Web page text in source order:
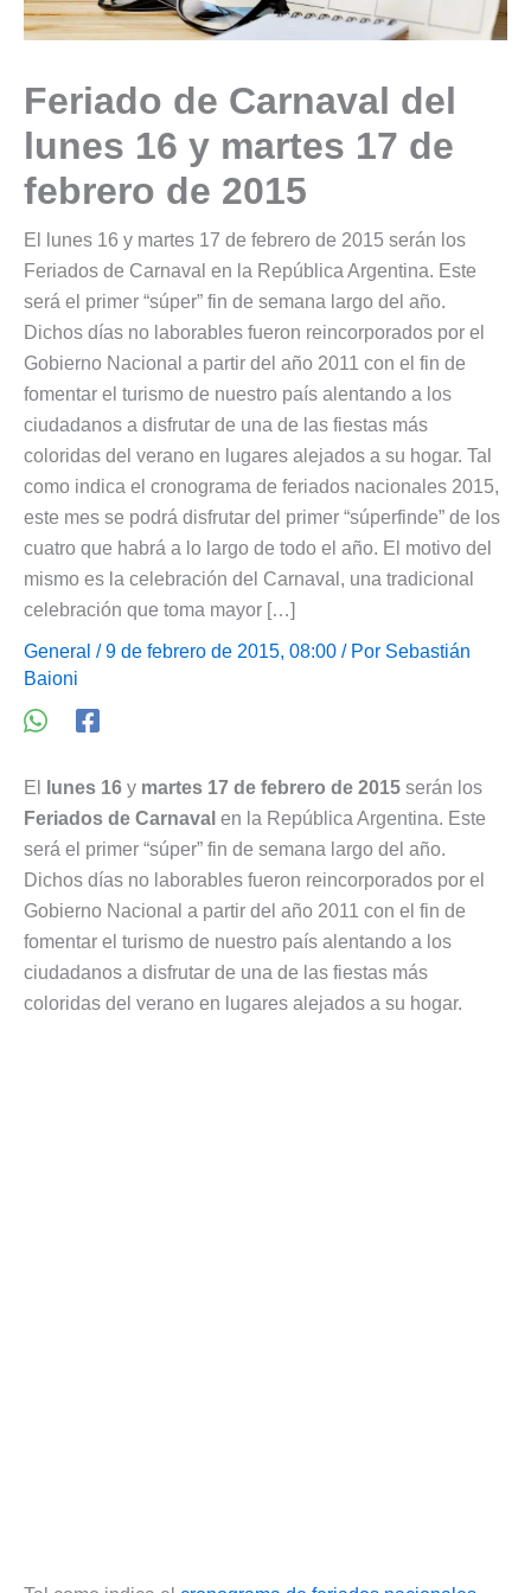
Feriado de Carnaval del
lunes 16 y martes 17 de
febrero de 2015
El lunes 16 y martes 17 de febrero de 2015 serán los
Feriados de Carnaval en la República Argentina. Este
será el primer “súper” fin de semana largo del año.
Dichos días no laborables fueron reincorporados por el
Gobierno Nacional a partir del año 2011 con el fin de
fomentar el turismo de nuestro país alentando a los
ciudadanos a disfrutar de una de las fiestas más
coloridas del verano en lugares alejados a su hogar. Tal
como indica el cronograma de feriados nacionales 2015,
este mes se podrá disfrutar del primer “súperfinde” de los
cuatro que habrá a lo largo de todo el año. El motivo del
mismo es la celebración del Carnaval, una tradicional
celebración que toma mayor […]
General / 9 de febrero de 2015, 08:00 / Por Sebastián
Baioni
El lunes 16 y martes 17 de febrero de 2015 serán los
Feriados de Carnaval en la República Argentina. Este
será el primer “súper” fin de semana largo del año.
Dichos días no laborables fueron reincorporados por el
Gobierno Nacional a partir del año 2011 con el fin de
fomentar el turismo de nuestro país alentando a los
ciudadanos a disfrutar de una de las fiestas más
coloridas del verano en lugares alejados a su hogar.